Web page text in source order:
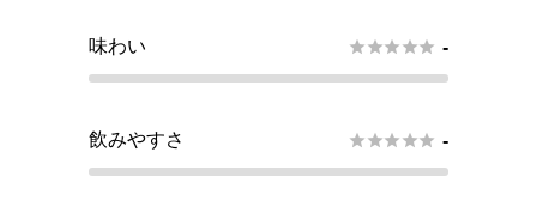
味わい  -
飲みやすさ  -